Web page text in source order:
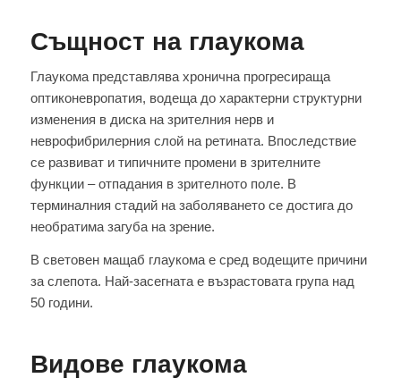
Същност на глаукома
Глаукома представлява хронична прогресираща
оптиконевропатия, водеща до характерни структурни
изменения в диска на зрителния нерв и
неврофибрилерния слой на ретината. Впоследствие
се развиват и типичните промени в зрителните
функции – отпадания в зрителното поле. В
терминалния стадий на заболяването се достига до
необратима загуба на зрение.
В световен мащаб глаукома е сред водещите причини
за слепота. Най-засегната е възрастовата група над
50 години.
Видове глаукома